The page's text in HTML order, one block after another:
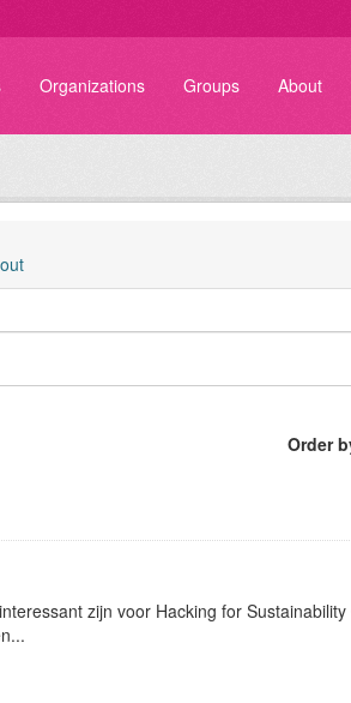
Organizations Groups About
Order
zijn voor Hacking for